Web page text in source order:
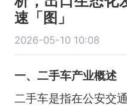
速「图」
2026-05-10 10:08
一、二手车产业概述
二手车是指在公安交